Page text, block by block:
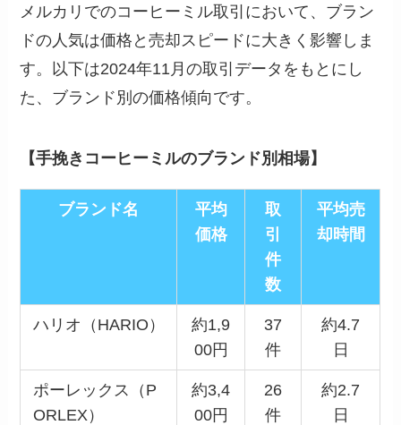
メルカリでのコーヒーミル取引において、ブラン
ドの人気は価格と売却スピードに大きく影響しま
す。以下は2024年11月の取引データをもとにし
た、ブランド別の価格傾向です。
【手挽きコーヒーミルのブランド別相場】
ブランド名
平均
価格
取
引
件
数
平均売
却時間
ハリオ（HARIO）
約1,9
00円
37
件
約4.7
日
ポーレックス（P
ORLEX）
約3,4
00円
26
件
約2.7
日